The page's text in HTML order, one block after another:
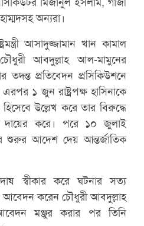
অন্যরা।
আসাদুজ্জামান খান কামাল
আবদুল্লাহ আল-মামুনের
তদন্ত প্রতিবেদন প্রসিকিউশনে
১ জুন রাষ্ট্রপক্ষ হাসিনাকে
হিসেবে উল্লেখ করে তার বিরুদ্ধে
দায়ের করে। পরে ১০ জুলাই
শুরুর আদেশ দেয় আন্তর্জাতিক
স্বীকার করে ঘটনার সত্য
আবেদন করেন চৌধুরী আবদুল্লাহ
মঞ্জুর করার পর তিনি